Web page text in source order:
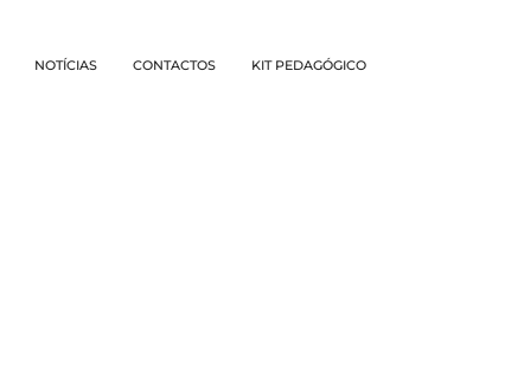
NOTÍCIAS CONTACTOS KIT PEDAGÓGICO